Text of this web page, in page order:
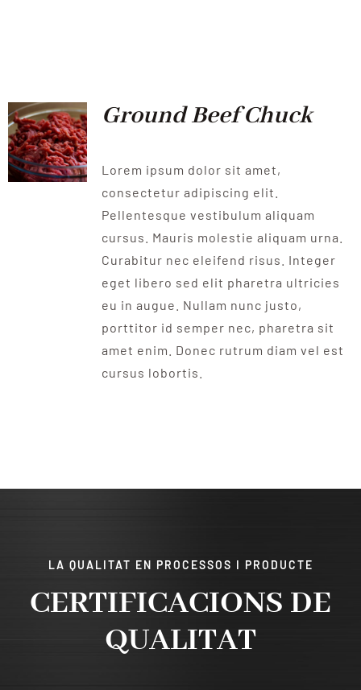
Ground Beef Chuck
Lorem ipsum dolor sit amet,
consectetur adipiscing elit.
Pellentesque vestibulum aliquam
cursus. Mauris molestie aliquam urna.
Curabitur nec eleifend risus. Integer
eget libero sed elit pharetra ultricies
eu in augue. Nullam nunc justo,
porttitor id semper nec, pharetra sit
amet enim. Donec rutrum diam vel est
cursus lobortis.
LA QUALITAT EN PROCESSOS I PRODUCTE
CERTIFICACIONS DE
QUALITAT